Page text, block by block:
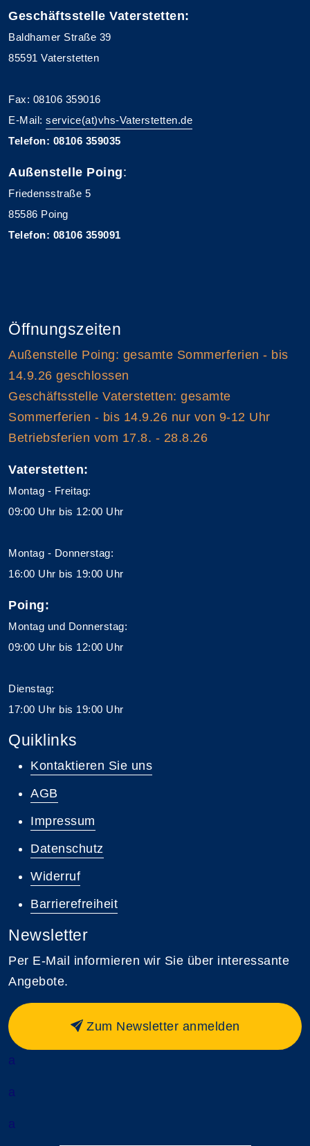
Geschäftsstelle Vaterstetten:
Baldhamer Straße 39
85591 Vaterstetten
Fax: 08106 359016
E-Mail: service(at)vhs-Vaterstetten.de
Telefon: 08106 359035
Außenstelle Poing:
Friedensstraße 5
85586 Poing
Telefon: 08106 359091
Öffnungszeiten
Außenstelle Poing: gesamte Sommerferien - bis
14.9.26 geschlossen
Geschäftsstelle Vaterstetten: gesamte
Sommerferien - bis 14.9.26 nur von 9-12 Uhr
Betriebsferien vom 17.8. - 28.8.26
Vaterstetten:
Montag - Freitag:
09:00 Uhr bis 12:00 Uhr
Montag - Donnerstag:
16:00 Uhr bis 19:00 Uhr
Poing:
Montag und Donnerstag:
09:00 Uhr bis 12:00 Uhr
Dienstag:
17:00 Uhr bis 19:00 Uhr
Quiklinks
Kontaktieren Sie uns
AGB
Impressum
Datenschutz
Widerruf
Barrierefreiheit
Newsletter
Per E-Mail informieren wir Sie über interessante
Angebote.
Zum Newsletter anmelden
a
a
a